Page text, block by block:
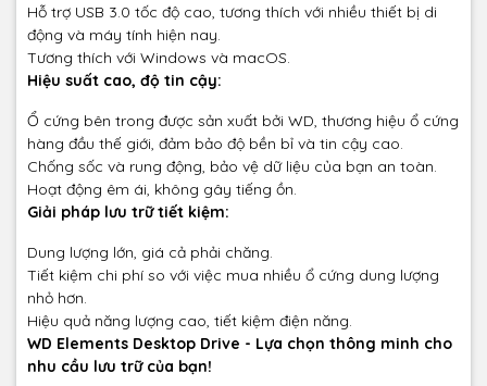
Hỗ trợ USB 3.0 tốc độ cao, tương thích với nhiều thiết bị di
động và máy tính hiện nay.
Tương thích với Windows và macOS.
Hiệu suất cao, độ tin cậy:
Ổ cứng bên trong được sản xuất bởi WD, thương hiệu ổ cứng
hàng đầu thế giới, đảm bảo độ bền bỉ và tin cậy cao.
Chống sốc và rung động, bảo vệ dữ liệu của bạn an toàn.
Hoạt động êm ái, không gây tiếng ồn.
Giải pháp lưu trữ tiết kiệm:
Dung lượng lớn, giá cả phải chăng.
Tiết kiệm chi phí so với việc mua nhiều ổ cứng dung lượng
nhỏ hơn.
Hiệu quả năng lượng cao, tiết kiệm điện năng.
WD Elements Desktop Drive - Lựa chọn thông minh cho
nhu cầu lưu trữ của bạn!